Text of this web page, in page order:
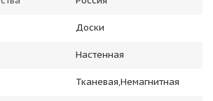
Доски
Настенная
Тканевая,Немагнитная